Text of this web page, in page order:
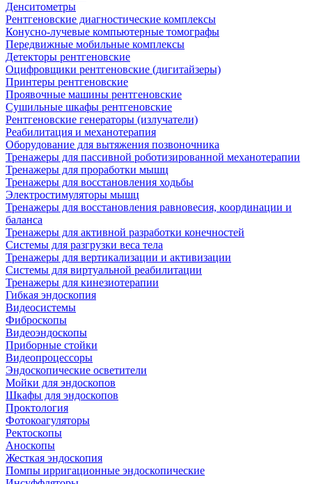
Денситометры
Рентгеновские диагностические комплексы
Конусно-лучевые компьютерные томографы
Передвижные мобильные комплексы
Детекторы рентгеновские
Оцифровщики рентгеновские (дигитайзеры)
Принтеры рентгеновские
Проявочные машины рентгеновские
Сушильные шкафы рентгеновские
Рентгеновские генераторы (излучатели)
Реабилитация и механотерапия
Оборудование для вытяжения позвоночника
Тренажеры для пассивной роботизированной механотерапии
Тренажеры для проработки мышц
Тренажеры для восстановления ходьбы
Электростимуляторы мышц
Тренажеры для восстановления равновесия, координации и
баланса
Тренажеры для активной разработки конечностей
Системы для разгрузки веса тела
Тренажеры для вертикализации и активизации
Системы для виртуальной реабилитации
Тренажеры для кинезиотерапии
Гибкая эндоскопия
Видеосистемы
Фиброскопы
Видеоэндоскопы
Приборные стойки
Видеопроцессоры
Эндоскопические осветители
Мойки для эндоскопов
Шкафы для эндоскопов
Проктология
Фотокоагуляторы
Ректоскопы
Аноскопы
Жесткая эндоскопия
Помпы ирригационные эндоскопические